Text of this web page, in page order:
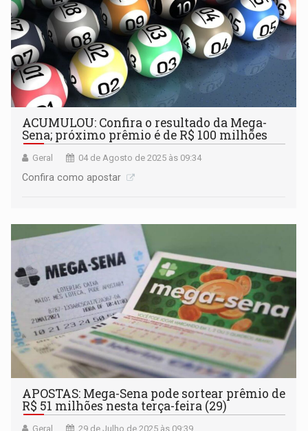
ACUMULOU: Confira o resultado da Mega-
Sena; próximo prêmio é de R$ 100 milhões
Geral 04 de Agosto de 2025 às 09:34
Confira como apostar
APOSTAS: Mega-Sena pode sortear prêmio de
R$ 51 milhões nesta terça-feira (29)
Geral 29 de Julho de 2025 às 09:39